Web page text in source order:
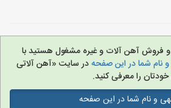
و فروش آهن آلات و غیره مشغول هستید با
نام شما در این صفحهدر سایت «آهن آلاتی
را معرفی کنید.
و نام شما در این صفحه